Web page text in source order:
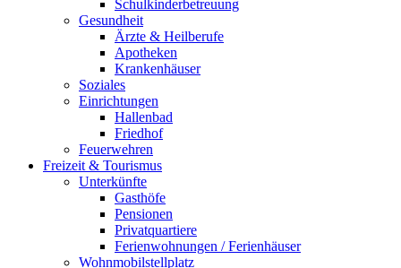
Schulkinderbetreuung
Gesundheit
Ärzte & Heilberufe
Apotheken
Krankenhäuser
Soziales
Einrichtungen
Hallenbad
Friedhof
Feuerwehren
Freizeit & Tourismus
Unterkünfte
Gasthöfe
Pensionen
Privatquartiere
Ferienwohnungen / Ferienhäuser
Wohnmobilstellplatz